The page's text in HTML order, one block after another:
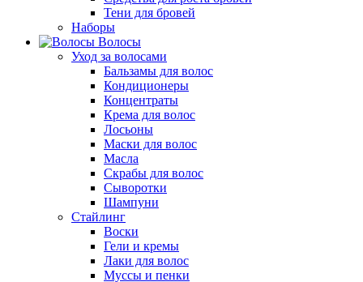
Тени для бровей
Наборы
Волосы
Уход за волосами
Бальзамы для волос
Кондиционеры
Концентраты
Крема для волос
Лосьоны
Маски для волос
Масла
Скрабы для волос
Сыворотки
Шампуни
Стайлинг
Воски
Гели и кремы
Лаки для волос
Муссы и пенки